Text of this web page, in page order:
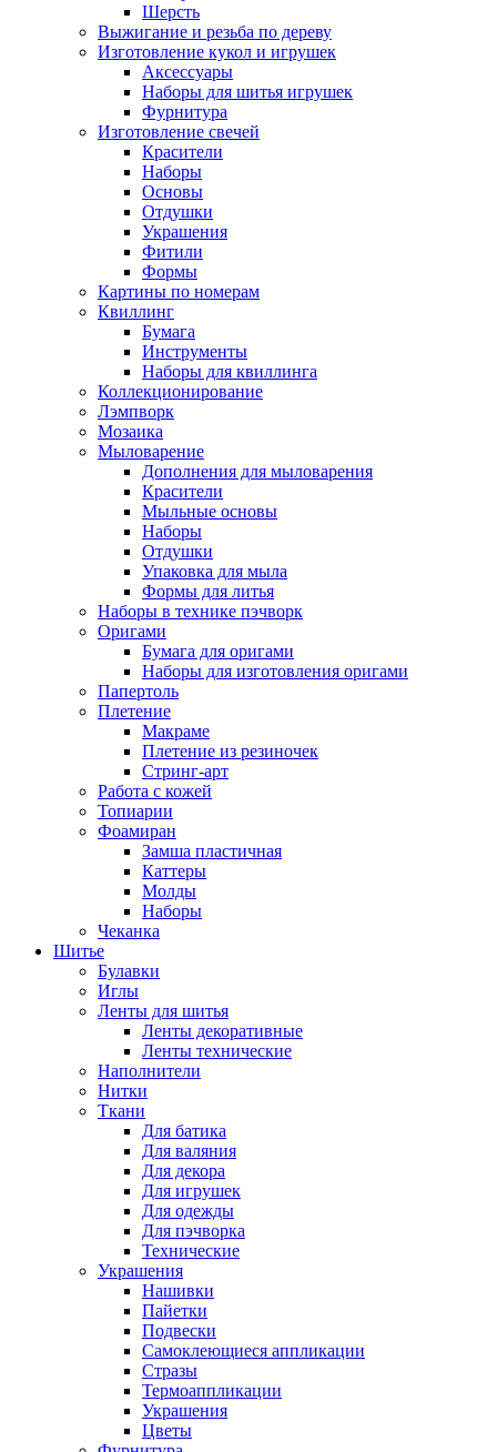
Шерсть
Выжигание и резьба по дереву
Изготовление кукол и игрушек
Аксессуары
Наборы для шитья игрушек
Фурнитура
Изготовление свечей
Красители
Наборы
Основы
Отдушки
Украшения
Фитили
Формы
Картины по номерам
Квиллинг
Бумага
Инструменты
Наборы для квиллинга
Коллекционирование
Лэмпворк
Мозаика
Мыловарение
Дополнения для мыловарения
Красители
Мыльные основы
Наборы
Отдушки
Упаковка для мыла
Формы для литья
Наборы в технике пэчворк
Оригами
Бумага для оригами
Наборы для изготовления оригами
Папертоль
Плетение
Макраме
Плетение из резиночек
Стринг-арт
Работа с кожей
Топиарии
Фоамиран
Замша пластичная
Каттеры
Молды
Наборы
Чеканка
Шитье
Булавки
Иглы
Ленты для шитья
Ленты декоративные
Ленты технические
Наполнители
Нитки
Ткани
Для батика
Для валяния
Для декора
Для игрушек
Для одежды
Для пэчворка
Технические
Украшения
Нашивки
Пайетки
Подвески
Самоклеющиеся аппликации
Стразы
Термоаппликации
Украшения
Цветы